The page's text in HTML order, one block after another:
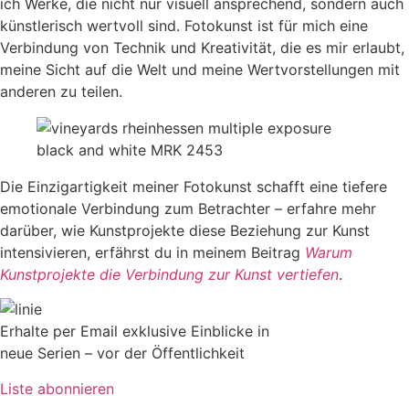
künstlerisch wertvoll sind. Fotokunst ist für mich eine
Verbindung von Technik und Kreativität, die es mir erlaubt,
meine Sicht auf die Welt und meine Wertvorstellungen mit
anderen zu teilen.
Die Einzigartigkeit meiner Fotokunst schafft eine tiefere
emotionale Verbindung zum Betrachter – erfahre mehr
darüber, wie Kunstprojekte diese Beziehung zur Kunst
intensivieren, erfährst du in meinem Beitrag Warum
Kunstprojekte die Verbindung zur Kunst vertiefen.
Erhalte per Email exklusive Einblicke in
neue Serien – vor der Öffentlichkeit
Liste abonnieren